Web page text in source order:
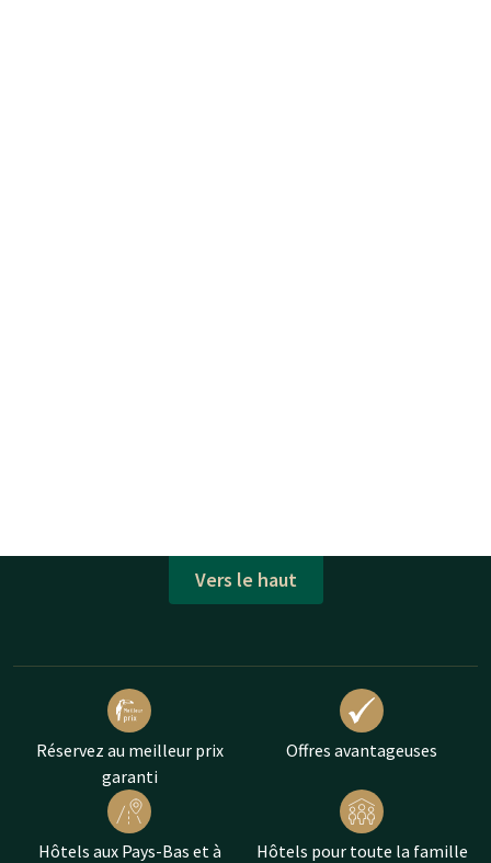
Vers le haut
Réservez au meilleur prix
garanti
Offres avantageuses
Hôtels aux Pays-Bas et à
Hôtels pour toute la famille